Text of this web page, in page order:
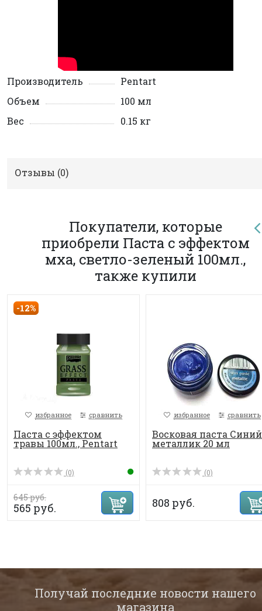
Производитель
Pentart
Объем
100 мл
Вес
0.15 кг
Отзывы (0)
Покупатели, которые
приобрели Паста с эффектом
мха, светло-зеленый 100мл.,
также купили
-12%
избранное сравнить
Паста с эффектом
травы 100мл., Pentart
(0)
645 руб.
565 руб.
избранное сравнить
Восковая паста Синий
металлик 20 мл
(0)
808 руб.
Получай последние новости нашего
магазина